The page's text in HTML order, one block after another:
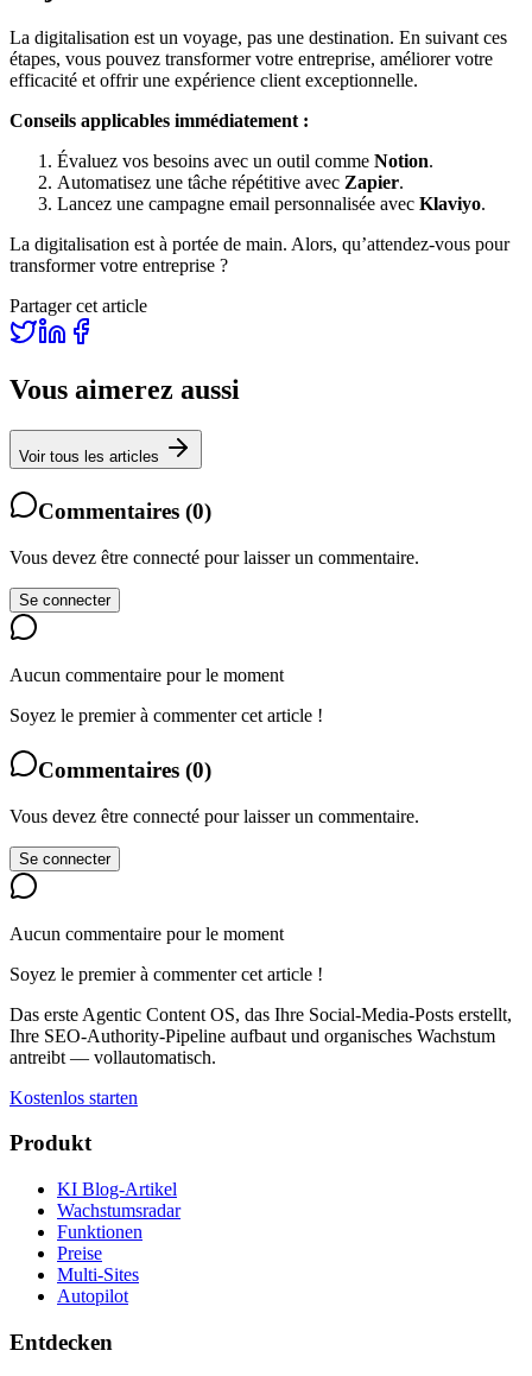
La digitalisation est un voyage, pas une destination. En suivant ces
étapes, vous pouvez transformer votre entreprise, améliorer votre
efficacité et offrir une expérience client exceptionnelle.
Conseils applicables immédiatement :
Évaluez vos besoins avec un outil comme Notion.
Automatisez une tâche répétitive avec Zapier.
Lancez une campagne email personnalisée avec Klaviyo.
La digitalisation est à portée de main. Alors, qu’attendez-vous pour
transformer votre entreprise ?
Partager cet article
Vous aimerez aussi
Voir tous les articles
Commentaires (0)
Vous devez être connecté pour laisser un commentaire.
Se connecter
Aucun commentaire pour le moment
Soyez le premier à commenter cet article !
Commentaires (0)
Vous devez être connecté pour laisser un commentaire.
Se connecter
Aucun commentaire pour le moment
Soyez le premier à commenter cet article !
Das erste Agentic Content OS, das Ihre Social-Media-Posts erstellt,
Ihre SEO-Authority-Pipeline aufbaut und organisches Wachstum
antreibt — vollautomatisch.
Kostenlos starten
Produkt
KI Blog-Artikel
Wachstumsradar
Funktionen
Preise
Multi-Sites
Autopilot
Entdecken